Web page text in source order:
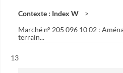
Contexte : Index W
Marché n° 205 096 10 02 :
terrain...
Résultat n°
13